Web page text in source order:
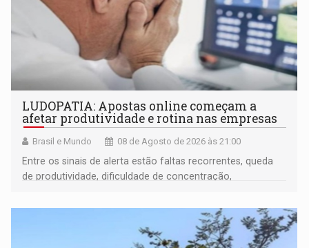
LUDOPATIA: Apostas online começam a
afetar produtividade e rotina nas empresas
Brasil e Mundo 08 de Agosto de 2026 às 21:00
Entre os sinais de alerta estão faltas recorrentes, queda
de produtividade, dificuldade de concentração,